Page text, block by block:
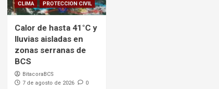
CLIMA PROTECCION CIVIL
Calor de hasta 41°C y
lluvias aisladas en
zonas serranas de
BCS
BitacoraBCS
7 de agosto de 2026
0